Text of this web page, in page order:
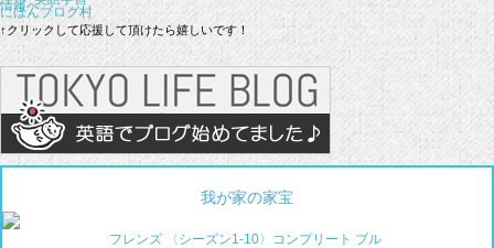
にほんブログ村
↑クリックして応援して頂けたら嬉しいです！
我が家の家宝
フレンズ 〈シーズン1-10〉コンプリート ブル